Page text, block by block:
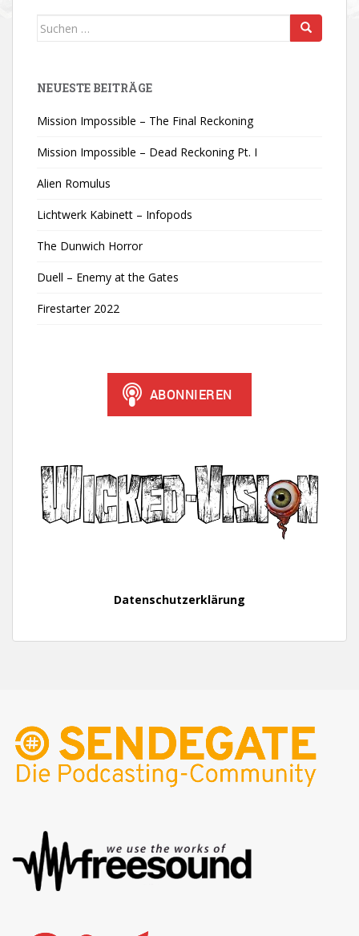
Suchen
NEUESTE BEITRÄGE
Mission Impossible – The Final Reckoning
Mission Impossible – Dead Reckoning Pt. I
Alien Romulus
Lichtwerk Kabinett – Infopods
The Dunwich Horror
Duell – Enemy at the Gates
Firestarter 2022
Datenschutzerklärung